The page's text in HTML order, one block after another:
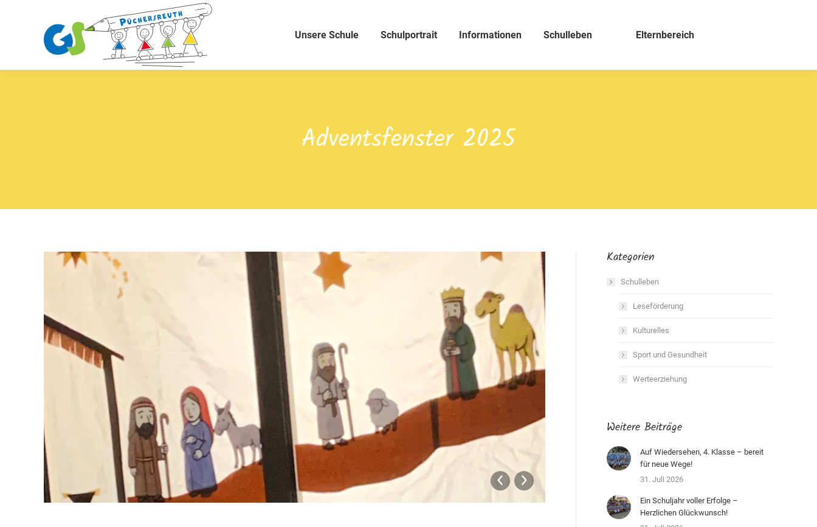
Unsere Schule Schulportrait Informationen Schulleben Elternbereich
Adventsfenster 2025
Kategorien
Schulleben
Leseförderung
Kulturelles
Sport und Gesundheit
Werteerziehung
Weitere Beiträge
Auf Wiedersehen, 4. Klasse – bereit
für neue Wege!
31. Juli 2026
Ein Schuljahr voller Erfolge –
Herzlichen Glückwunsch!